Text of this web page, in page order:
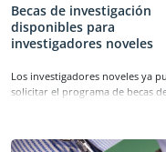
Becas de investigación
disponibles para
investigadores noveles
Los investigadores noveles ya
solicitar el programa de becas
de 2026, que apoya la